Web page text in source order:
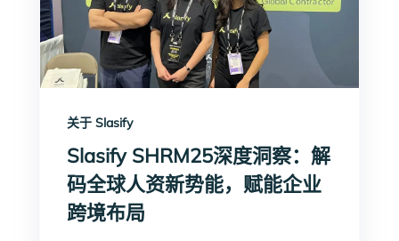
关于 Slasify
Slasify SHRM25深度洞察：解
码全球人资新势能，赋能企业
跨境布局